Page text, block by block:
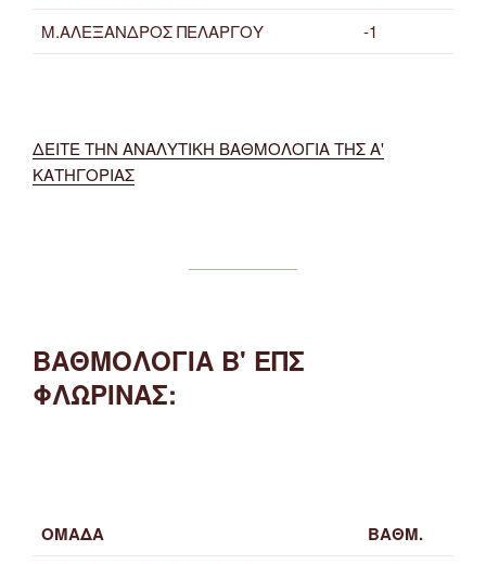
Μ.ΑΛΕΞΑΝΔΡΟΣ ΠΕΛΑΡΓΟΥ
-1
ΔΕΙΤΕ ΤΗΝ ΑΝΑΛΥΤΙΚΗ ΒΑΘΜΟΛΟΓΙΑ ΤΗΣ Α'
ΚΑΤΗΓΟΡΙΑΣ
ΒΑΘΜΟΛΟΓΙΑ Β' ΕΠΣ
ΦΛΩΡΙΝΑΣ:
ΟΜΑΔΑ ΒΑΘΜ.